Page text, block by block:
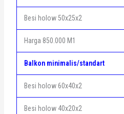
Besi holow 50x25x2
Harga 850.000 M1
Balkon minimalis/standart
Besi holow 60x40x2
Besi holow 40x20x2